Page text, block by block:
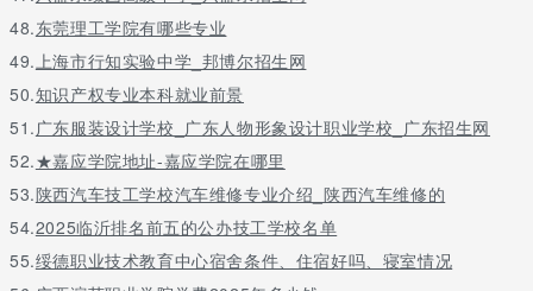
48.东莞理工学院有哪些专业
49.上海市行知实验中学_邦博尔招生网
50.知识产权专业本科就业前景
51.广东服装设计学校_广东人物形象设计职业学校_广东招生网
52.★嘉应学院地址-嘉应学院在哪里
53.陕西汽车技工学校汽车维修专业介绍_陕西汽车维修的
54.2025临沂排名前五的公办技工学校名单
55.绥德职业技术教育中心宿舍条件、住宿好吗、寝室情况